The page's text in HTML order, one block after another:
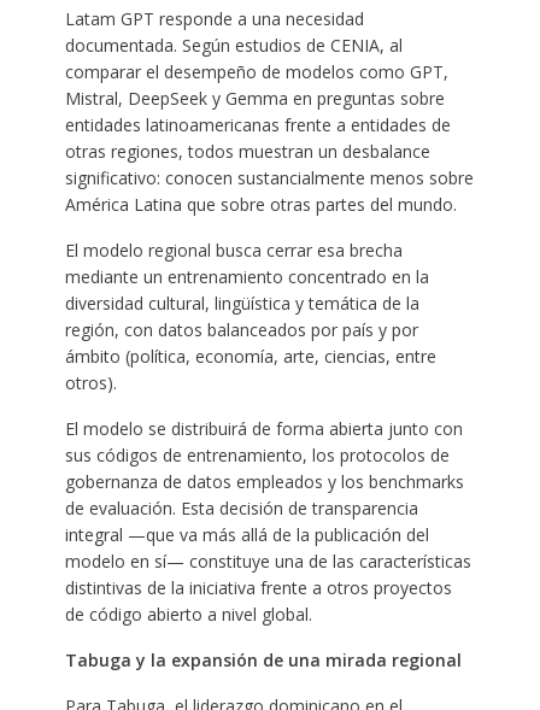
Latam GPT responde a una necesidad
documentada. Según estudios de CENIA, al
comparar el desempeño de modelos como GPT,
Mistral, DeepSeek y Gemma en preguntas sobre
entidades latinoamericanas frente a entidades de
otras regiones, todos muestran un desbalance
significativo: conocen sustancialmente menos sobre
América Latina que sobre otras partes del mundo.
El modelo regional busca cerrar esa brecha
mediante un entrenamiento concentrado en la
diversidad cultural, lingüística y temática de la
región, con datos balanceados por país y por
ámbito (política, economía, arte, ciencias, entre
otros).
El modelo se distribuirá de forma abierta junto con
sus códigos de entrenamiento, los protocolos de
gobernanza de datos empleados y los benchmarks
de evaluación. Esta decisión de transparencia
integral —que va más allá de la publicación del
modelo en sí— constituye una de las características
distintivas de la iniciativa frente a otros proyectos
de código abierto a nivel global.
Tabuga y la expansión de una mirada regional
Para Tabuga, el liderazgo dominicano en el